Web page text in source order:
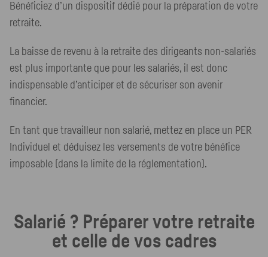
Bénéficiez d’un dispositif dédié pour la préparation de votre
retraite.
La baisse de revenu à la retraite des dirigeants non-salariés
est plus importante que pour les salariés, il est donc
indispensable d’anticiper et de sécuriser son avenir
financier.
En tant que travailleur non salarié, mettez en place un PER
Individuel et déduisez les versements de votre bénéfice
imposable (dans la limite de la réglementation).
Salarié ? Préparer votre retraite
et celle de vos cadres